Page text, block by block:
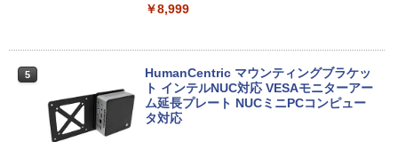
B SSD256GB M.2 スーパーマルチ Wind
ノートパソコン PC Notebook
￥30,500
【エントリーでポイント100％還元チャ
ンス】GMKtec G10 ミニPC【AMD Ryz
en 5 3500U DDR4 16GB 512GB/256GB/
￥8,999
5
HumanCentric マウンティングブラケッ
ト インテルNUC対応 VESAモニターアー
ム延長プレート NUCミニPCコンピュー
タ対応